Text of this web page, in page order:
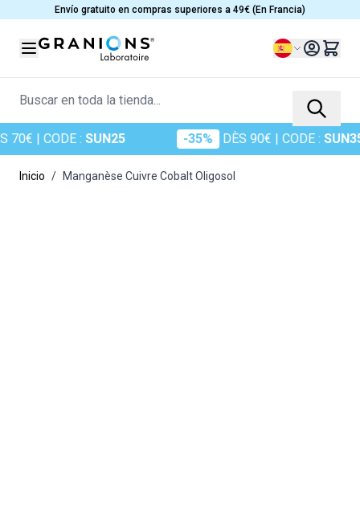
Ir al contenidoEnvío gratuito en compras superiores a 49€ (En Francia)
Lenguaje
Buscar en toda la tienda...
| CODE : SUN25 -35% DÈS 90€| CODE : SUN35
Inicio / Manganèse Cuivre Cobalt Oligosol